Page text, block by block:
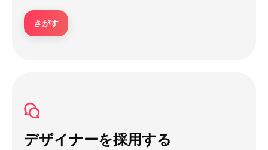
さがす
デザイナーを採用する